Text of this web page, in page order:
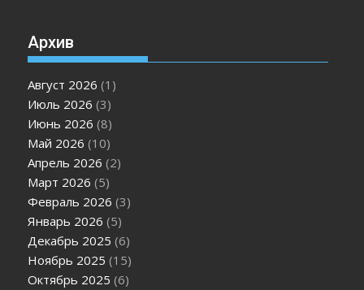
Архив
Август 2026 (1)
Июль 2026 (3)
Июнь 2026 (8)
Май 2026 (10)
Апрель 2026 (2)
Март 2026 (5)
Февраль 2026 (3)
Январь 2026 (5)
Декабрь 2025 (6)
Ноябрь 2025 (15)
Октябрь 2025 (6)